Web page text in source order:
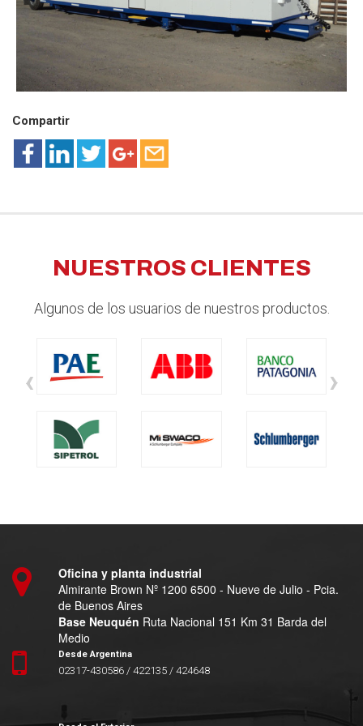
Compartir
NUESTROS CLIENTES
Algunos de los usuarios de nuestros productos.
‹ ›
Oficina y planta industrial
Almirante Brown Nº 1200 6500 - Nueve de Julio - Pcia.
de Buenos Aires
Base Neuquén Ruta Nacional 151 Km 31 Barda del
Medio
Desde Argentina
02317-430586 / 422135 / 424648